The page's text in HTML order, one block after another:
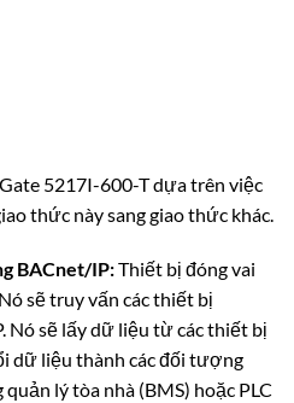
5217I-600-T dựa trên việc
thức này sang giao thức khác.
BACnet/IP:Thiết bị đóng vai
sẽ truy vấn các thiết bị
Nó sẽ lấy dữ liệu từ các thiết bị
dữ liệu thành các đối tượng
lý tòa nhà (BMS) hoặc PLC